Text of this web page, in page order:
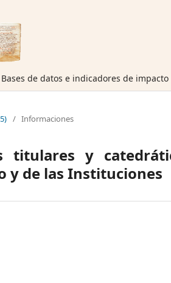
Bases de datos e indicadores de impacto
/ Informaciones
titulares y
y de las Instituciones